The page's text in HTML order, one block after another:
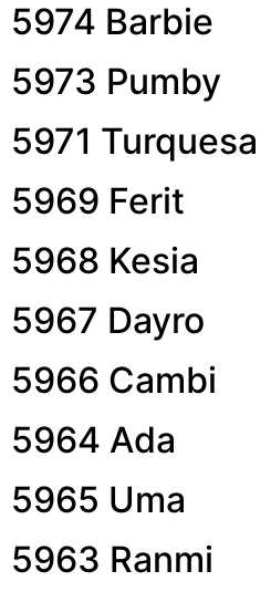
5974 Barbie
5973 Pumby
5971 Turquesa
5969 Ferit
5968 Kesia
5967 Dayro
5966 Cambi
5964 Ada
5965 Uma
5963 Ranmi